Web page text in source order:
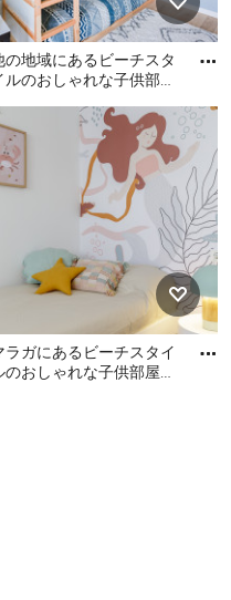
のオシャレさ、カラーリ
。しかし、他にもビーチ
の大切なポイントがあり
アウトは安全性への配
どに自然災害が増えてい
とが一番大切です。自然
いうちのインテリアであ
たりする危険は至る所
よっては机や椅子は角が
てからも使い続けたい
貼って保護するための
、そういったものを使
いように配慮しましょ
を飾ってやりたいと思
ようなものには気を付
でガラスのように見え
りますので、是非素材
。
の地域にあるビーチスタ
ルのおしゃれな子供部屋
の地域にあるビーチスタ
ルのおしゃれな子供部屋
写真
ラガにあるビーチスタイ
のおしゃれな子供部屋の